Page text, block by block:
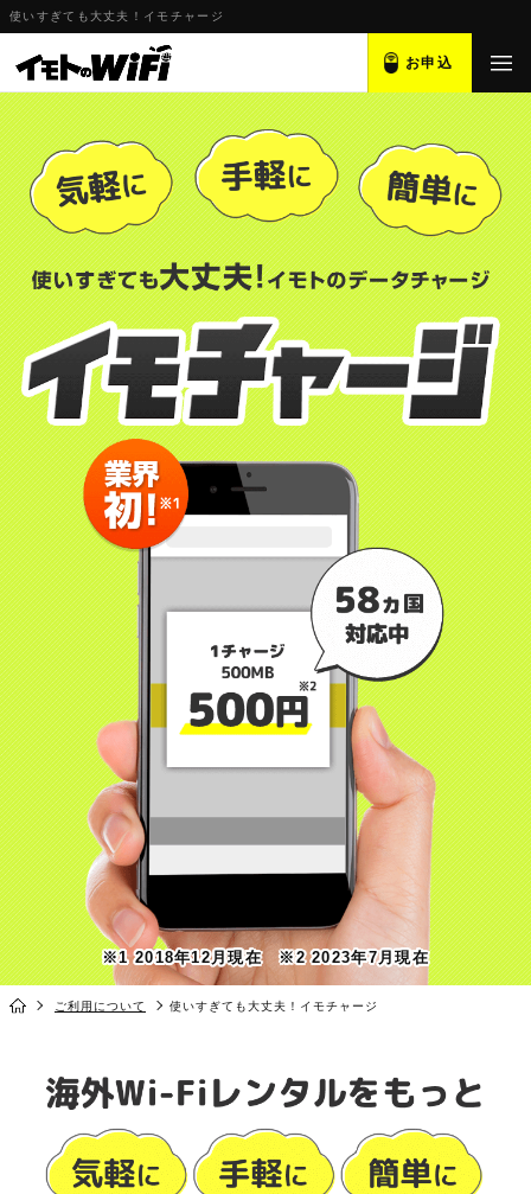
使いすぎても大丈夫！イモチャージ
お申込
※1 2018年12月現在 ※2 2023年7月現在
ご利用について 使いすぎても大丈夫！イモチャージ